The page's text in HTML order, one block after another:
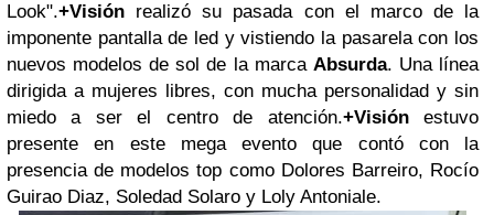
Look".+Visión realizó su pasada con el marco de la
imponente pantalla de led y vistiendo la pasarela con los
nuevos modelos de sol de la marca Absurda. Una línea
dirigida a mujeres libres, con mucha personalidad y sin
miedo a ser el centro de atención.+Visiónestuvo
presente en este mega evento que contó con la
presencia de modelos top como Dolores Barreiro, Rocío
Guirao Diaz, Soledad Solaro y Loly Antoniale.